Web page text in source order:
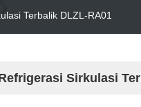
Terbalik DLZL-RA01
Sirkulasi